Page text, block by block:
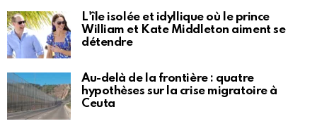
L'île isolée et idyllique où le prince
William et Kate Middleton aiment se
détendre
Au-delà de la frontière : quatre
hypothèses sur la crise migratoire à
Ceuta